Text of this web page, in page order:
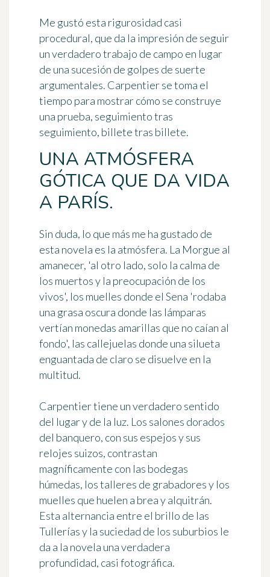
Me gustó esta rigurosidad casi
procedural, que da la impresión de seguir
un verdadero trabajo de campo en lugar
de una sucesión de golpes de suerte
argumentales. Carpentier se toma el
tiempo para mostrar cómo se construye
una prueba, seguimiento tras
seguimiento, billete tras billete.
UNA ATMÓSFERA
GÓTICA QUE DA VIDA
A PARÍS.
Sin duda, lo que más me ha gustado de
esta novela es la atmósfera. La Morgue al
amanecer, 'al otro lado, solo la calma de
los muertos y la preocupación de los
vivos', los muelles donde el Sena 'rodaba
una grasa oscura donde las lámparas
vertían monedas amarillas que no caían al
fondo', las callejuelas donde una silueta
enguantada de claro se disuelve en la
multitud.
Carpentier tiene un verdadero sentido
del lugar y de la luz. Los salones dorados
del banquero, con sus espejos y sus
relojes suizos, contrastan
magníficamente con las bodegas
húmedas, los talleres de grabadores y los
muelles que huelen a brea y alquitrán.
Esta alternancia entre el brillo de las
Tullerías y la suciedad de los suburbios le
da a la novela una verdadera
profundidad, casi fotográfica.